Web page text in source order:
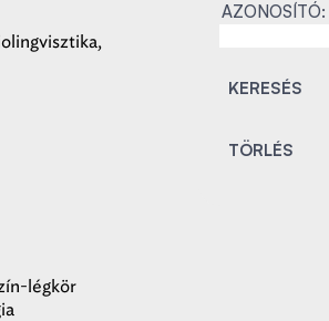
légkör
AZONOSÍTÓ: